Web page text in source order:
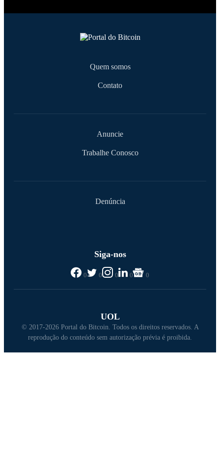
Quem somos
Contato
Anuncie
Trabalhe Conosco
Denúncia
Siga-nos
0 0 0 0 0
UOL
© 2017-2026 Portal do Bitcoin. Todos os direitos reservados. A
reprodução do conteúdo sem autorização prévia é proibida.